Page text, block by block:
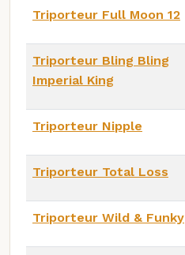
Triporteur Full Moon 12
Triporteur Bling Bling
Imperial King
Triporteur Nipple
Triporteur Total Loss
Triporteur Wild & Funky